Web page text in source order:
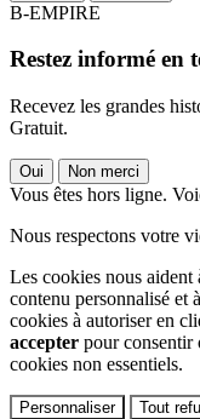
B-EMPIRE
Restez informé en
Recevez les grandes
Gratuit.
Oui Non merci
Vous êtes hors ligne.
Nous respectons votre
Les cookies nous
contenu personnalisé et
cookies à autoriser en
accepter pour consentir
cookies non essentiels.
Personnaliser Tout